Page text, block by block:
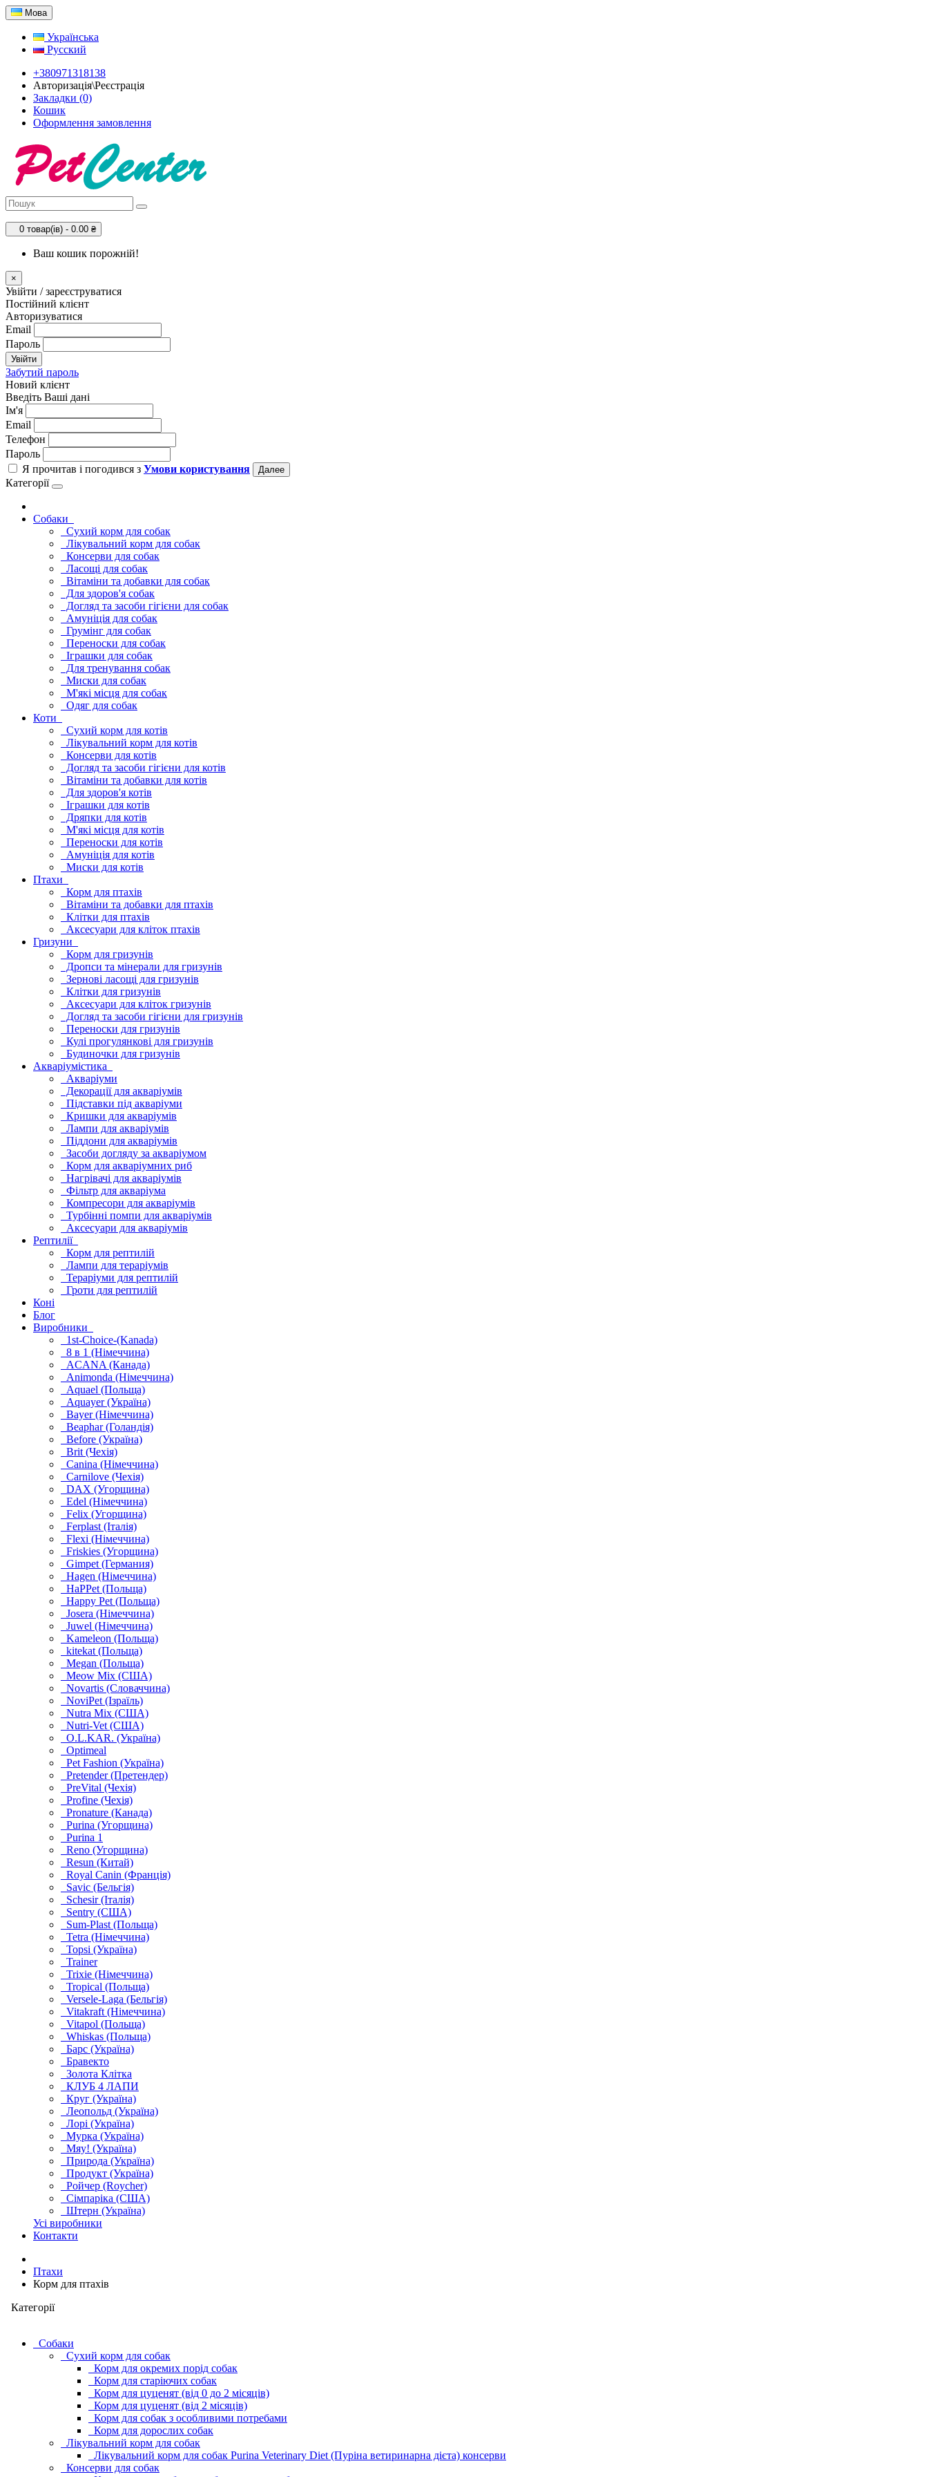
Мова
Українська
Русский
+380971318138
Авторизація\Реєстрація
Закладки (0)
Кошик
Оформлення замовлення
0 товар(ів) - 0.00 ₴
Ваш кошик порожній!
×
Увійти / зареєструватися
Постійний клієнт
Авторизуватися
Email
Пароль
Увійти
Забутий пароль
Новий клієнт
Введіть Ваші дані
Ім'я
Email
Телефон
Пароль
Я прочитав і погодився з Умови користування Далее
Категорії
Cобаки
Сухий корм для собак
Лікувальний корм для собак
Консерви для собак
Ласощі для собак
Вітаміни та добавки для собак
Для здоров'я собак
Догляд та засоби гігієни для собак
Амуніція для собак
Грумінг для собак
Переноски для собак
Іграшки для собак
Для тренування собак
Миски для собак
М'які місця для собак
Одяг для собак
Коти
Сухий корм для котів
Лікувальний корм для котів
Консерви для котів
Догляд та засоби гігієни для котів
Вітаміни та добавки для котів
Для здоров'я котів
Іграшки для котів
Дряпки для котів
М'які місця для котів
Переноски для котів
Амуніція для котів
Миски для котів
Птахи
Корм для птахів
Вітаміни та добавки для птахів
Клітки для птахів
Аксесуари для кліток птахів
Гризуни
Корм для гризунів
Дропси та мінерали для гризунів
Зернові ласощі для гризунів
Клітки для гризунів
Аксесуари для кліток гризунів
Догляд та засоби гігієни для гризунів
Переноски для гризунів
Кулі прогулянкові для гризунів
Будиночки для гризунів
Акваріумістика
Акваріуми
Декорації для акваріумів
Підставки під акваріуми
Кришки для акваріумів
Лампи для акваріумів
Піддони для акваріумів
Засоби догляду за акваріумом
Корм для акваріумних риб
Нагрівачі для акваріумів
Фільтр для акваріума
Компресори для акваріумів
Турбінні помпи для акваріумів
Аксесуари для акваріумів
Рептилії
Корм для рептилій
Лампи для тераріумів
Тераріуми для рептилій
Гроти для рептилій
Коні
Блог
Виробники
1st-Choice-(Kanada)
8 в 1 (Німеччина)
ACANA (Канада)
Animonda (Німеччина)
Aquael (Польща)
Aquayer (Україна)
Bayer (Німеччина)
Beaphar (Голандія)
Before (Україна)
Brit (Чехія)
Canina (Німеччина)
Carnilove (Чехія)
DAX (Угорщина)
Edel (Німеччина)
Felix (Угорщина)
Ferplast (Італія)
Flexi (Німеччина)
Friskies (Угорщина)
Gimpet (Германия)
Hagen (Німеччина)
HaPPet (Польща)
Happy Pet (Польща)
Josera (Німеччина)
Juwel (Німеччина)
Kameleon (Польща)
kitekat (Польща)
Megan (Польща)
Meow Mix (США)
Novartis (Словаччина)
NoviPet (Ізраїль)
Nutra Mix (США)
Nutri-Vet (США)
O.L.KAR. (Україна)
Optimeal
Pet Fashion (Україна)
Pretender (Претендер)
PreVital (Чехія)
Profine (Чехія)
Pronature (Канада)
Purina (Угорщина)
Purina 1
Reno (Угорщина)
Resun (Китай)
Royal Canin (Франція)
Savic (Бельгія)
Schesir (Італія)
Sentry (США)
Sum-Plast (Польща)
Tetra (Німеччина)
Topsi (Україна)
Trainer
Trixie (Німеччина)
Tropical (Польща)
Versele-Laga (Бельгія)
Vitakraft (Німеччина)
Vitapol (Польща)
Whiskas (Польща)
Барс (Україна)
Бравекто
Золота Клітка
КЛУБ 4 ЛАПИ
Круг (Україна)
Леопольд (Україна)
Лорі (Україна)
Мурка (Україна)
Мяу! (Україна)
Природа (Україна)
Продукт (Україна)
Ройчер (Roycher)
Сімпаріка (США)
Штерн (Україна)
Усі виробники
Контакти
Птахи
Корм для птахів
Категорії
Cобаки
Сухий корм для собак
Корм для окремих порід собак
Корм для старіючих собак
Корм для цуценят (від 0 до 2 місяців)
Корм для цуценят (від 2 місяців)
Корм для собак з особливими потребами
Корм для дорослих собак
Лікувальний корм для собак
Лікувальний корм для собак Purina Veterinary Diet (Пуріна ветиринарна дієта) консерви
Консерви для собак